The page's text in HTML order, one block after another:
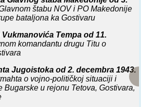
i s. Judovu (kod Kičeva), s.
Mavrovu (kod Gostivara) i s.
Debra) Kičevsko-mavrovski NOP
u svoje redove, a kod ž. st.
(kod Gostivara) 1. NOP odred
zone NOV i PO Makedonije napao
štabu NOV i PO Makedonije
bataljona ka Gostivaru
Tempa od 11.
komandantu drugu Titu o
Jugoistoka od 2. decembra 1943.
o vojno-političkoj situaciji i
Bugarske u rejonu Tetova, Gostivara,